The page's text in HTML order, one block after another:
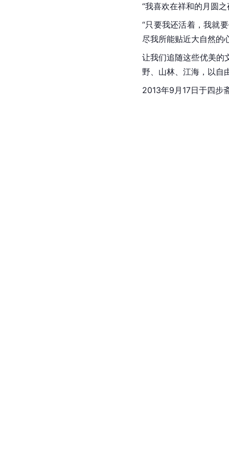
“我喜欢在祥和的月圆
“只要我还活着，我就
尽我所能贴近大自然的
让我们追随这些优美的
野、山林、江海，以自
2013年9月17日于四步